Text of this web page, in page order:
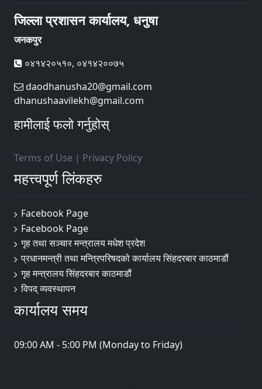
जिल्ला प्रशासन कार्यालय, धनुषा
जनकपुर
०४१४२०५१०, ०४१४२००७५
daodhanusha20@gmail.com
dhanushaavilekh@gmail.com
हामीलाई फलो गर्नुहोस्
Terms of Use | Privacy Policy
महत्त्वपूर्ण लिंकहरु
Facebook Page
Facebook Page
गृह तथा सञ्चार मन्त्रालय मधेश प्रदेश
प्रधानमन्त्री तथा मन्त्रिपरिषदको कार्यालय सिंहदरबार काठमाडौं
गृह मन्त्रालय सिंहदरबार काठमाडौं
विपद् व्यवस्थापन
कार्यालय समय
09:00 AM - 5:00 PM (Monday to Friday)